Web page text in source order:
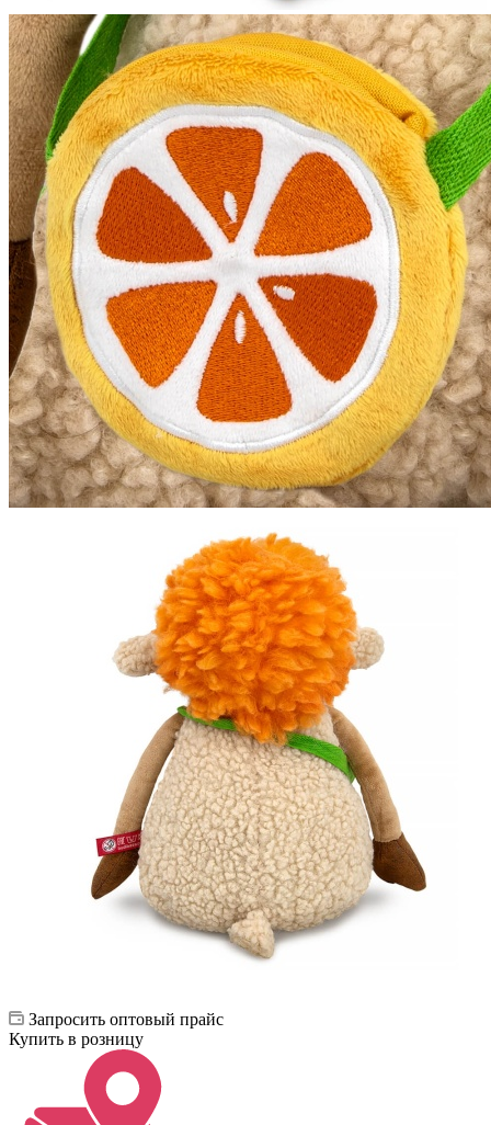
Запросить оптовый прайс
Купить в розницу